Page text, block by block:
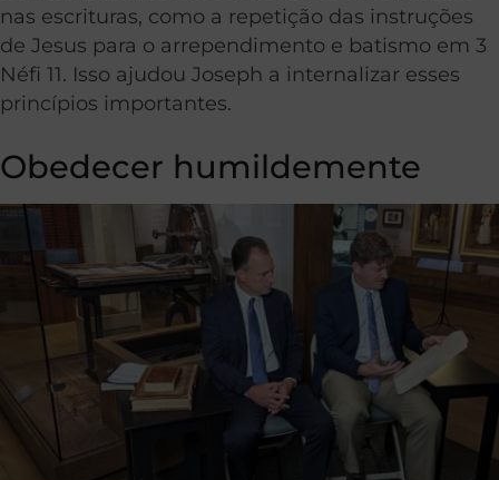
nas escrituras, como a repetição das instruções
de Jesus para o arrependimento e batismo em 3
Néfi 11. Isso ajudou Joseph a internalizar esses
princípios importantes.
Obedecer humildemente